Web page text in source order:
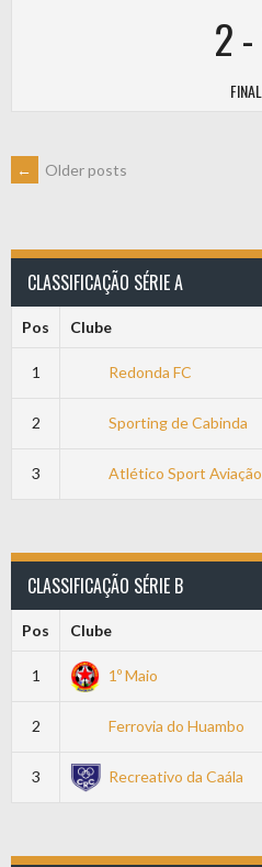
2-
FINAL
POSTS
NAVIGATION
← Older posts
CLASSIFICAÇÃO SÉRIE A
Pos Clube
1 Redonda FC
2 Sporting de Cabinda
3 Atlético Sport Aviação
CLASSIFICAÇÃO SÉRIE B
Pos Clube
1 1º Maio
2 Ferrovia do Huambo
3 Recreativo da Caála